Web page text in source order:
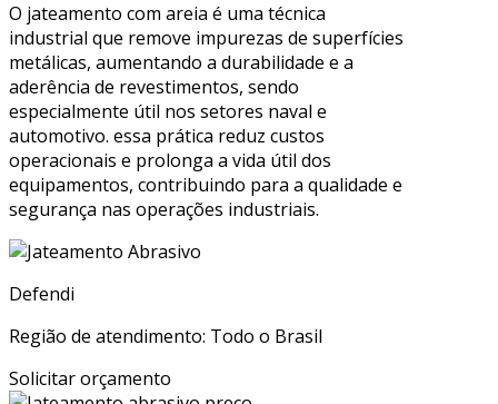
O jateamento com areia é uma técnica
industrial que remove impurezas de superfícies
metálicas, aumentando a durabilidade e a
aderência de revestimentos, sendo
especialmente útil nos setores naval e
automotivo. essa prática reduz custos
operacionais e prolonga a vida útil dos
equipamentos, contribuindo para a qualidade e
segurança nas operações industriais.
Defendi
Região de atendimento: Todo o Brasil
Solicitar orçamento